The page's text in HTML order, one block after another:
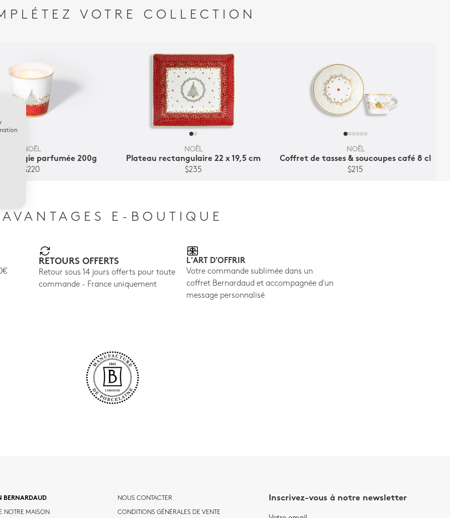
VOTRE COLLECTION
NOËL
+ bougie parfumée 200g
$220
NOËL
Plateau rectangulaire 22 x 19,5 cm
$235
NOËL
Coffret de tasses & soucoupes café 8 cl
$215
AVANTAGES E-BOUTIQUE
RETOURS OFFERTS
Retour sous 14 jours offerts pour toute
commande - France uniquement
L'ART D'OFFRIR
Votre commande sublimée dans un
coffret Bernardaud et accompagnée d'un
message personnalisé
BERNARDAUD
NOTRE MAISON
NOUS CONTACTER
CONDITIONS GÉNÉRALES DE VENTE
Inscrivez-vous à notre newsletter